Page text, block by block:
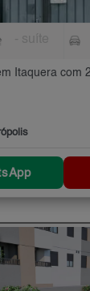
Itaquera com